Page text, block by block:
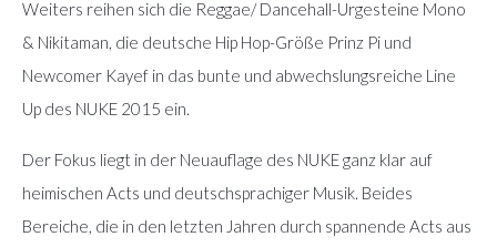
Weiters reihen sich die Reggae/ Dancehall-Urgesteine Mono
& Nikitaman, die deutsche Hip Hop-Größe Prinz Pi und
Newcomer Kayef in das bunte und abwechslungsreiche Line
Up des NUKE 2015 ein.
Der Fokus liegt in der Neuauflage des NUKE ganz klar auf
heimischen Acts und deutschsprachiger Musik. Beides
Bereiche, die in den letzten Jahren durch spannende Acts aus